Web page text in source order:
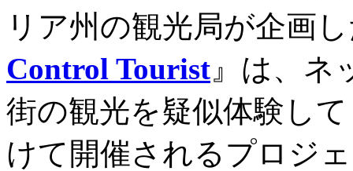
リア州の観光局が企画
Control Tourist 』は、ネ
街の観光を疑似体験し
けて開催されるプロジ